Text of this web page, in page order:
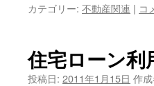
カテゴリー: 不動産関連 | コ
住宅ローン利
投稿日: 2011年1月15日 作